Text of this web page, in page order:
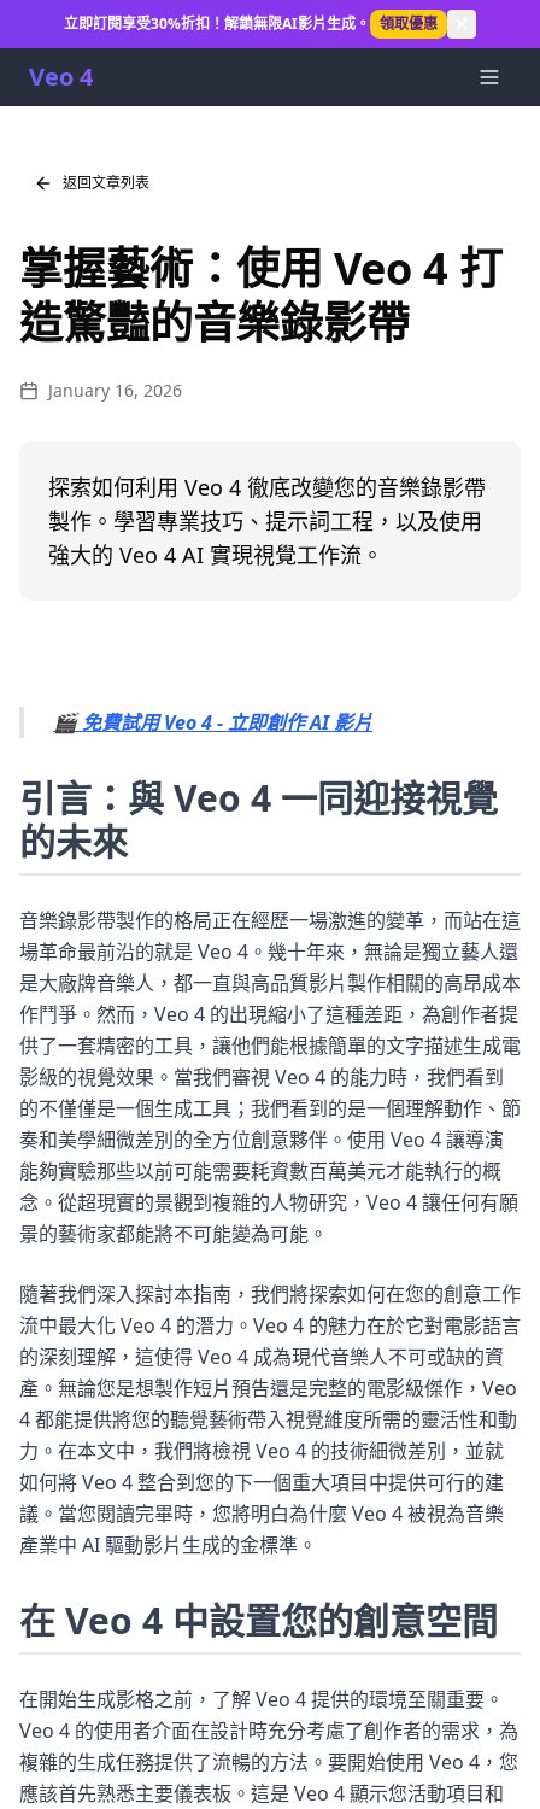
立即訂閱享受30%折扣！解鎖無限AI影片生成。 領取優惠
Veo 4
返回文章列表
掌握藝術：使用 Veo 4 打
造驚豔的音樂錄影帶
January 16, 2026
探索如何利用 Veo 4 徹底改變您的音樂錄影帶
製作。學習專業技巧、提示詞工程，以及使用
強大的 Veo 4 AI 實現視覺工作流。
🎬 免費試用 Veo 4 - 立即創作 AI 影片
引言：與 Veo 4 一同迎接視覺
的未來
音樂錄影帶製作的格局正在經歷一場激進的變革，而站在這
場革命最前沿的就是 Veo 4。幾十年來，無論是獨立藝人還
是大廠牌音樂人，都一直與高品質影片製作相關的高昂成本
作鬥爭。然而，Veo 4 的出現縮小了這種差距，為創作者提
供了一套精密的工具，讓他們能根據簡單的文字描述生成電
影級的視覺效果。當我們審視 Veo 4 的能力時，我們看到
的不僅僅是一個生成工具；我們看到的是一個理解動作、節
奏和美學細微差別的全方位創意夥伴。使用 Veo 4 讓導演
能夠實驗那些以前可能需要耗資數百萬美元才能執行的概
念。從超現實的景觀到複雜的人物研究，Veo 4 讓任何有願
景的藝術家都能將不可能變為可能。
隨著我們深入探討本指南，我們將探索如何在您的創意工作
流中最大化 Veo 4 的潛力。Veo 4 的魅力在於它對電影語言
的深刻理解，這使得 Veo 4 成為現代音樂人不可或缺的資
產。無論您是想製作短片預告還是完整的電影級傑作，Veo
4 都能提供將您的聽覺藝術帶入視覺維度所需的靈活性和動
力。在本文中，我們將檢視 Veo 4 的技術細微差別，並就
如何將 Veo 4 整合到您的下一個重大項目中提供可行的建
議。當您閱讀完畢時，您將明白為什麼 Veo 4 被視為音樂
產業中 AI 驅動影片生成的金標準。
在 Veo 4 中設置您的創意空間
在開始生成影格之前，了解 Veo 4 提供的環境至關重要。
Veo 4 的使用者介面在設計時充分考慮了創作者的需求，為
複雜的生成任務提供了流暢的方法。要開始使用 Veo 4，您
應該首先熟悉主要儀表板。這是 Veo 4 顯示您活動項目和